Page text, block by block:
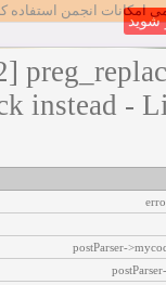
امکانات انجمن استفاده
instead -
postParser-